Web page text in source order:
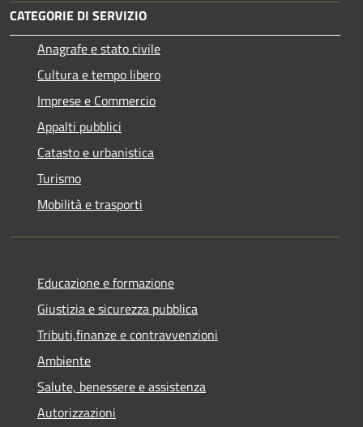
CATEGORIE DI SERVIZIO
Anagrafe e stato civile
Cultura e tempo libero
Imprese e Commercio
Appalti pubblici
Catasto e urbanistica
Turismo
Mobilità e trasporti
Educazione e formazione
Giustizia e sicurezza pubblica
Tributi,finanze e contravvenzioni
Ambiente
Salute, benessere e assistenza
Autorizzazioni